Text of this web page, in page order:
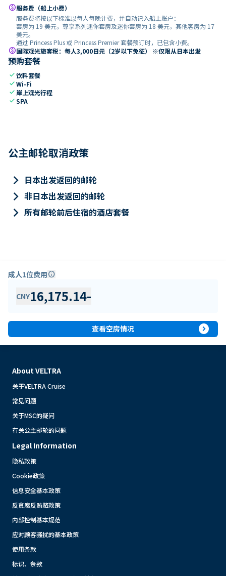
paid服务费（船上小费）
服务费将按以下标准以每人每晚计费，并自动记入船上账户：
套房为 19 美元，尊享系列迷你套房及迷你套房为 18 美元，其他客房为 17
美元。
通过 Princess Plus 或 Princess Premier 套餐预订时，已包含小费。
paid国际观光旅客税：每人3,000日元（2岁以下免征） ※仅限从日本出发
预购套餐
check饮料套餐
checkWi-Fi
check 岸上观光行程
checkSPA
公主邮轮取消政策
keyboard_arrow_right 日本出发返回的邮轮
keyboard_arrow_right 非日本出发返回的邮轮
keyboard_arrow_right 所有邮轮前后住宿的酒店套餐
成人1位费用info
CNY16,175.14-
查看空房情况 expand_circle_right
About VELTRA
关于VELTRA Cruise
常见问题
关于MSC的疑问
有关公主邮轮的问题
Legal Information
隐私政策
Cookie政策
信息安全基本政策
反贪腐反贿赂政策
内部控制基本规范
应对顾客骚扰的基本政策
使用条款
标识、条款